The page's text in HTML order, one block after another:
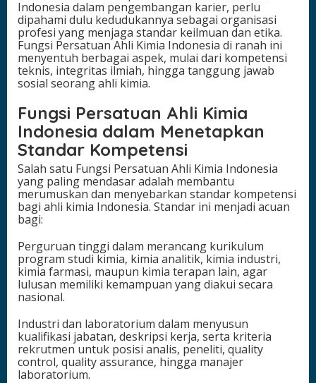
Indonesia dalam pengembangan karier, perlu
dipahami dulu kedudukannya sebagai organisasi
profesi yang menjaga standar keilmuan dan etika.
Fungsi Persatuan Ahli Kimia Indonesia di ranah ini
menyentuh berbagai aspek, mulai dari kompetensi
teknis, integritas ilmiah, hingga tanggung jawab
sosial seorang ahli kimia.
Fungsi Persatuan Ahli Kimia
Indonesia dalam Menetapkan
Standar Kompetensi
Salah satu Fungsi Persatuan Ahli Kimia Indonesia
yang paling mendasar adalah membantu
merumuskan dan menyebarkan standar kompetensi
bagi ahli kimia Indonesia. Standar ini menjadi acuan
bagi:
Perguruan tinggi dalam merancang kurikulum
program studi kimia, kimia analitik, kimia industri,
kimia farmasi, maupun kimia terapan lain, agar
lulusan memiliki kemampuan yang diakui secara
nasional.
Industri dan laboratorium dalam menyusun
kualifikasi jabatan, deskripsi kerja, serta kriteria
rekrutmen untuk posisi analis, peneliti, quality
control, quality assurance, hingga manajer
laboratorium.